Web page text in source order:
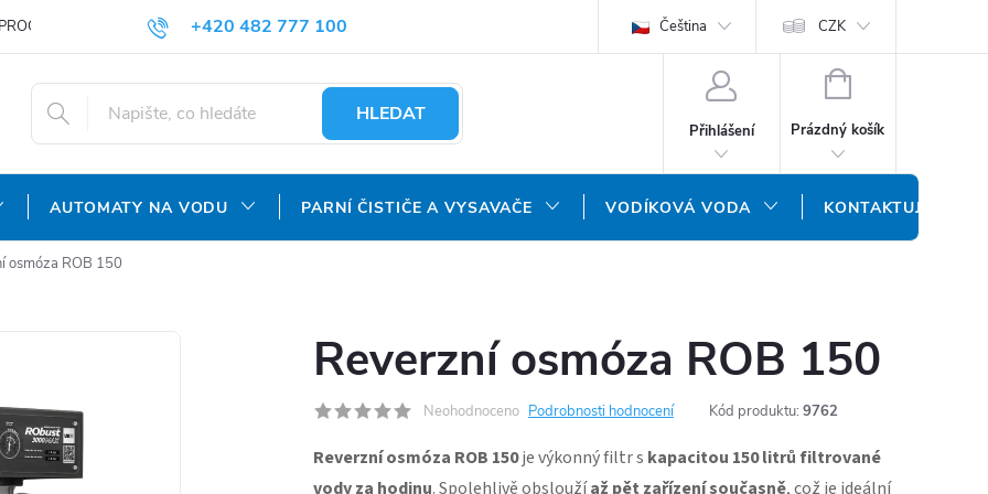
+420 482 777 100
objednavky@agroaquapro.cz
PROČ NAKUPOVAT U NÁS? DOPRAVA A PLATBA OCHRANA OSOBNÍCH ÚDAJŮ NÁŠ SLOVENSKÝ E-
Čeština CZK
HLEDAT
Přihlášení
NÁKUPNÍ
Prázdný košík
AUTOMATY NA VODU PARNÍ ČISTIČE A VYSAVAČE VODÍKOVÁ VODA KONTAKTUJTE NÁS
osmóza ROB 150
Reverzní osmóza ROB 150
Neohodnoceno Podrobnosti hodnocení Kód produktu: 9762
Reverzní osmóza ROB 150je výkonný filtr s kapacitou 150litrů filtrované
vody za hodinu. Spolehlivě obsloužíaž pět zařízení současně, což je ideální